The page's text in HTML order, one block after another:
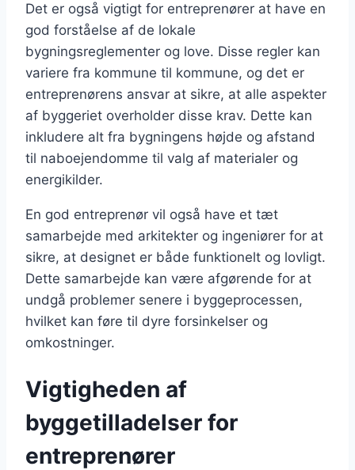
Det er også vigtigt for entreprenører at have en
god forståelse af de lokale
bygningsreglementer og love. Disse regler kan
variere fra kommune til kommune, og det er
entreprenørens ansvar at sikre, at alle aspekter
af byggeriet overholder disse krav. Dette kan
inkludere alt fra bygningens højde og afstand
til naboejendomme til valg af materialer og
energikilder.
En god entreprenør vil også have et tæt
samarbejde med arkitekter og ingeniører for at
sikre, at designet er både funktionelt og lovligt.
Dette samarbejde kan være afgørende for at
undgå problemer senere i byggeprocessen,
hvilket kan føre til dyre forsinkelser og
omkostninger.
Vigtigheden af
byggetilladelser for
entreprenører